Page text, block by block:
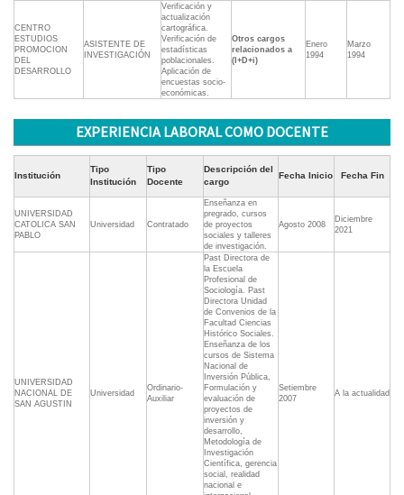
CENTRO
ESTUDIOS
PROMOCION
DEL
DESARROLLO
ASISTENTE DE
INVESTIGACIÓN
Verificación y
actualización
cartográfica.
Verificación de
estadísticas
poblacionales.
Aplicación de
encuestas socio-
económicas.
Otros cargos
relacionados a
(I+D+i)
Enero
1994
Marzo
1994
EXPERIENCIA LABORAL COMO DOCENTE
Institución
Tipo
Institución
Tipo
Docente
Descripción del
cargo
Fecha Inicio Fecha Fin
UNIVERSIDAD
CATOLICA SAN
PABLO
Universidad Contratado
Enseñanza en
pregrado, cursos
de proyectos
sociales y talleres
de investigación.
Agosto 2008
Diciembre
2021
UNIVERSIDAD
NACIONAL DE
SAN AGUSTIN
Universidad
Ordinario-
Auxiliar
Past Directora de
la Escuela
Profesional de
Sociología. Past
Directora Unidad
de Convenios de la
Facultad Ciencias
Histórico Sociales.
Enseñanza de los
cursos de Sistema
Nacional de
Inversión Pública,
Formulación y
evaluación de
proyectos de
inversión y
desarrollo,
Metodología de
Investigación
Científica, gerencia
social, realidad
nacional e
Setiembre
2007
A la actualidad